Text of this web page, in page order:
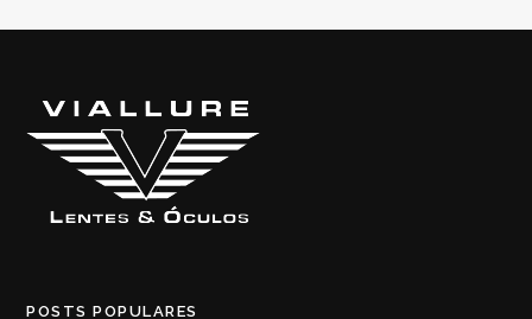
POSTS POPULARES